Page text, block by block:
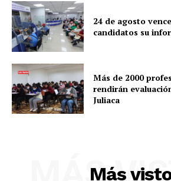
24 de agosto
candidatos su
Más de 2000
rendirán
Juliaca
Más